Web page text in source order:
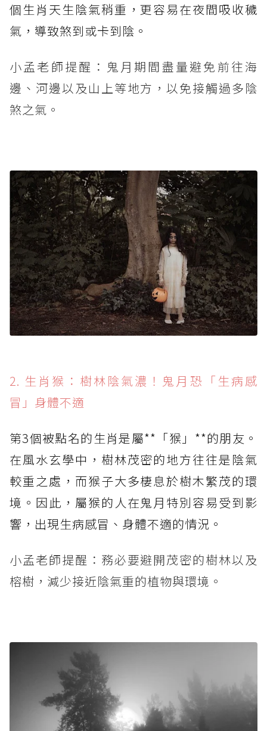
個生肖天生陰氣稍重，更容易在夜間吸收穢
氣，導致煞到或卡到陰。
小孟老師提醒：鬼月期間盡量避免前往海
邊、河邊以及山上等地方，以免接觸過多陰
煞之氣。
2. 生肖猴：樹林陰氣濃！鬼月恐「生病感
冒」身體不適
第3個被點名的生肖是屬**「猴」**的朋友。
在風水玄學中，樹林茂密的地方往往是陰氣
較重之處，而猴子大多棲息於樹木繁茂的環
境。因此，屬猴的人在鬼月特別容易受到影
響，出現生病感冒、身體不適的情況。
小孟老師提醒：務必要避開茂密的樹林以及
榕樹，減少接近陰氣重的植物與環境。